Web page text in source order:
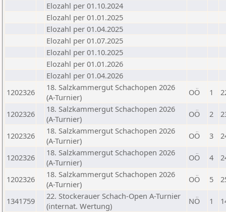
Elozahl per 01.10.2024
Elozahl per 01.01.2025
Elozahl per 01.04.2025
Elozahl per 01.07.2025
Elozahl per 01.10.2025
Elozahl per 01.01.2026
Elozahl per 01.04.2026
1202326
18. Salzkammergut Schachopen 2026
(A-Turnier)
OÖ 1
1202326
18. Salzkammergut Schachopen 2026
(A-Turnier)
OÖ 2
1202326
18. Salzkammergut Schachopen 2026
(A-Turnier)
OÖ 3
1202326
18. Salzkammergut Schachopen 2026
(A-Turnier)
OÖ 4
1202326
18. Salzkammergut Schachopen 2026
(A-Turnier)
OÖ 5
1341759
22. Stockerauer Schach-Open A-Turnier
(internat. Wertung)
NÖ 1